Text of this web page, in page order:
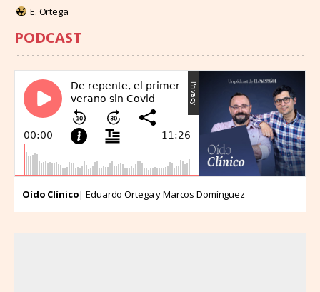
E. Ortega
PODCAST
Oído Clínico| Eduardo Ortega y Marcos Domínguez